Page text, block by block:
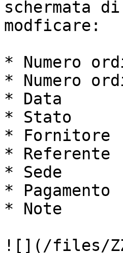
schermata
modficare:
* Numero
* Numero
* Data
* Stato
* Fornitore
* Referente
* Sede
* Pagamento
* Note
![](/files/